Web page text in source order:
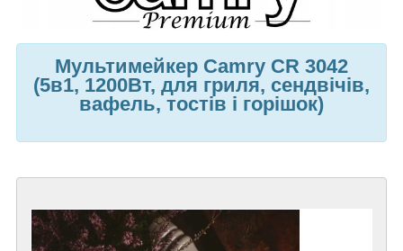
Мультимейкер Camry CR 3042
(5в1, 1200Вт, для гриля, сендвічів,
вафель, тостів і горішок)